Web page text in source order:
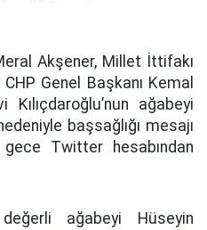
Akşener, Millet İttifakı
Genel Başkanı Kemal
Kılıçdaroğlu’nun ağabeyi
başsağlığı mesajı
gece Twitter hesabından
değerli ağabeyi Hüseyin